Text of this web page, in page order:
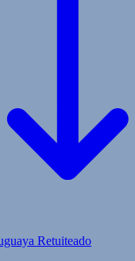
Retuiteado